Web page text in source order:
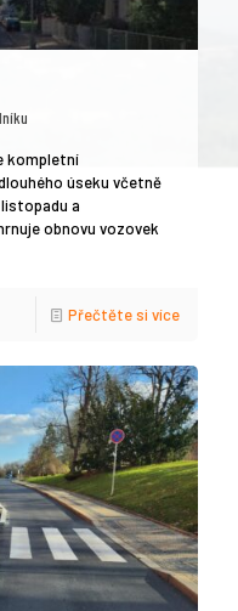
kompletní
úseku včetně
a
obnovu vozovek
Přečtěte si více